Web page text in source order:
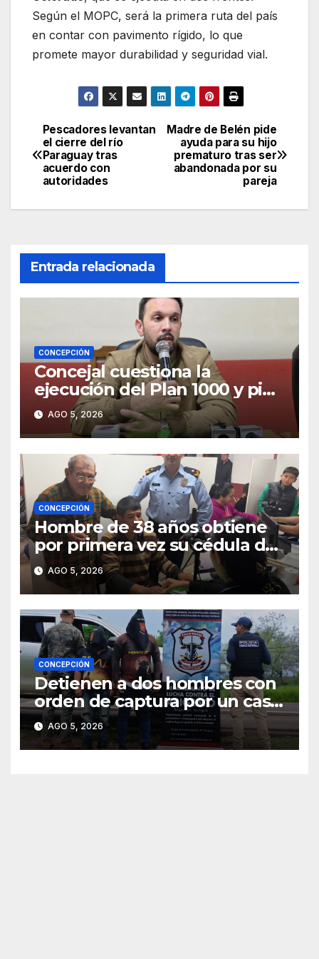
Según el MOPC, será la primera ruta del país
en contar con pavimento rígido, lo que
promete mayor durabilidad y seguridad vial.
Navegación
de
Madre de Belén pide
ayuda para su hijo
prematuro tras ser
abandonada por su
pareja
Pescadores levantan
el cierre del río
Paraguay tras
acuerdo con
autoridades
Entrada relacionada
CONCEPCIÓN
Concejal cuestiona la
ejecución del Plan 1000 y pide
mayor participación del
municipio
AGO 5, 2026
CONCEPCIÓN
Hombre de 38 años obtiene
por primera vez su cédula de
identidad en Concepción
AGO 5, 2026
CONCEPCIÓN
Detienen a dos hombres con
orden de captura por un caso
de abigeato
AGO 5, 2026